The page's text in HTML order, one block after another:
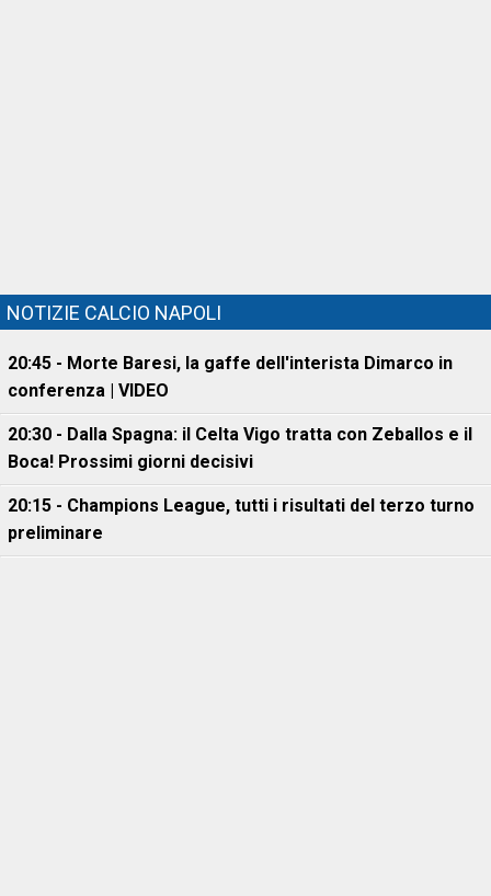
NOTIZIE CALCIO NAPOLI
20:45 - Morte Baresi, la gaffe dell'interista Dimarco in
conferenza | VIDEO
20:30 - Dalla Spagna: il Celta Vigo tratta con Zeballos e il
Boca! Prossimi giorni decisivi
20:15 - Champions League, tutti i risultati del terzo turno
preliminare